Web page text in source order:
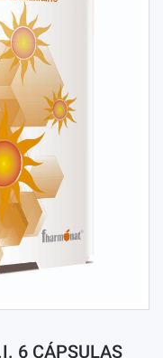
6 CÁPSULAS